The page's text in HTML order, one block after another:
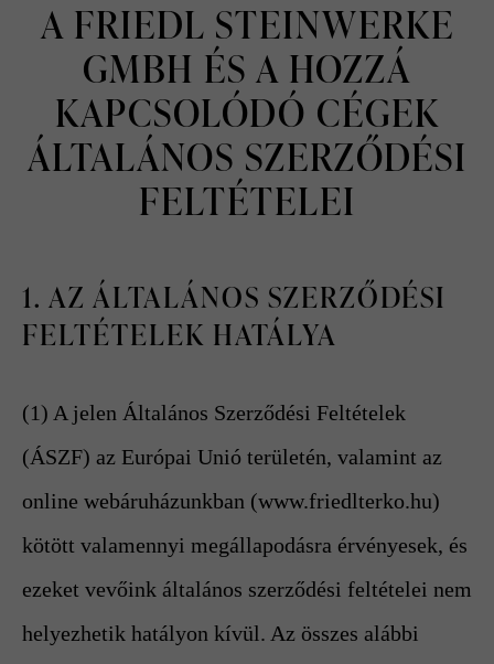
A FRIEDL STEINWERKE
GMBH ÉS A HOZZÁ
KAPCSOLÓDÓ CÉGEK
ÁLTALÁNOS SZERZŐDÉSI
FELTÉTELEI
1. AZ ÁLTALÁNOS SZERZŐDÉSI
FELTÉTELEK HATÁLYA
(1) A jelen Általános Szerződési Feltételek
(ÁSZF) az Európai Unió területén, valamint az
online webáruházunkban (www.friedlterko.hu)
kötött valamennyi megállapodásra érvényesek, és
ezeket vevőink általános szerződési feltételei nem
helyezhetik hatályon kívül. Az összes alábbi